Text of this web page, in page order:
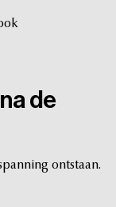
na de
ontstaan.